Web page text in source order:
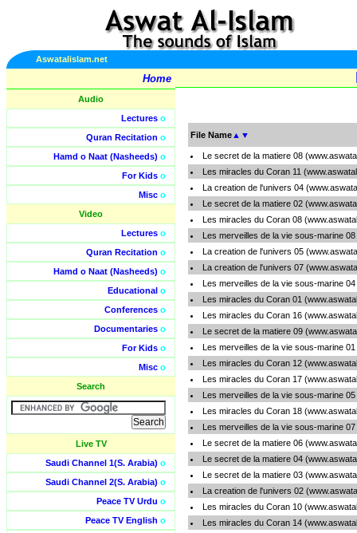
Aswatalislam.net
Home
Audio
Lectures o
Quran Recitation o
Hamd o Naat (Nasheeds) o
For Kids o
Misc o
Video
Lectures o
Quran Recitation o
Hamd o Naat (Nasheeds) o
Educational o
Conferences o
Documentaries o
For Kids o
Misc o
Search
Live TV
Saudi Channel 1(S. Arabia) o
Saudi Channel 2(S. Arabia) o
Peace TV Urdu o
Peace TV English o
File Name ▲ ▼
Le secret de la matiere 08
Les miracles du Coran 11
La creation de l'univers 04
Le secret de la matiere 02
Les miracles du Coran 08
Les merveilles de la vie sous-marine
La creation de l'univers 05
La creation de l'univers 07
Les merveilles de la vie sous-marine
Les miracles du Coran 01
Les miracles du Coran 16
Le secret de la matiere 09
Les merveilles de la vie sous-marine
Les miracles du Coran 12
Les miracles du Coran 17
Les merveilles de la vie sous-marine
Les miracles du Coran 18
Les merveilles de la vie sous-marine
Le secret de la matiere 06
Le secret de la matiere 04
Le secret de la matiere 03
La creation de l'univers 02
Les miracles du Coran 10
Les miracles du Coran 14